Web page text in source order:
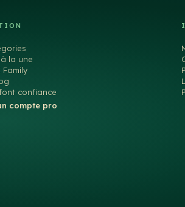
la une
Family
confiance
compte pro